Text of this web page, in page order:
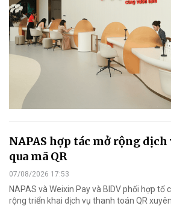
NAPAS hợp tác mở rộng
qua mã QR
07/08/2026 17:53
NAPAS và Weixin Pay và BIDV phối hợp tổ
rộng triển khai dịch vụ thanh toán QR